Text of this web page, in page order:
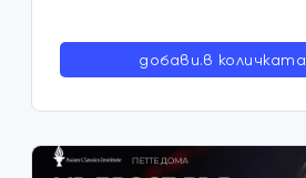
добави.в количката